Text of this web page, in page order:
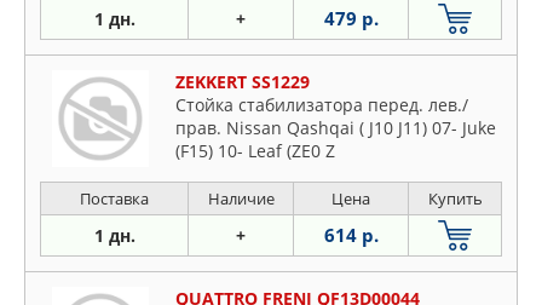
1 дн. + 479 р.
ZEKKERT SS1229
Стойка стабилизатора перед. лев./
прав. Nissan Qashqai ( J10 J11) 07- Juke
(F15) 10- Leaf (ZE0 Z
Поставка Наличие Цена Купить
1 дн. + 614 р.
QUATTRO FRENI QF13D00044